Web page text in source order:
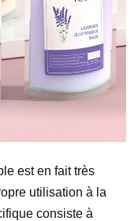
est en fait très
utilisation à la
consiste à